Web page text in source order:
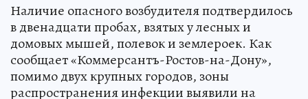
Наличие опасного возбудителя подтвердилось
в двенадцати пробах, взятых у лесных и
домовых мышей, полевок и землероек. Как
сообщает «Коммерсантъ-Ростов-на-Дону»,
помимо двух крупных городов, зоны
распространения инфекции выявили на